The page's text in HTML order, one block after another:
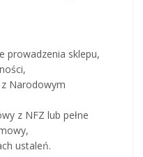
prowadzenia sklepu,
Narodowym
z NFZ lub pełne
ustaleń.